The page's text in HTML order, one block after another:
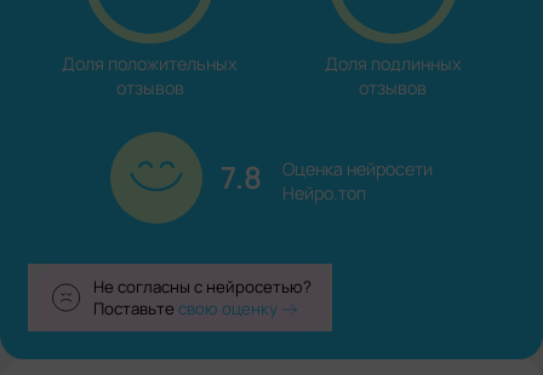
Доля положительных
отзывов
Доля подлинных
отзывов
7.8
Оценка нейросети
Нейро.топ
Не согласны с нейросетью?
Поставьтесвою оценку